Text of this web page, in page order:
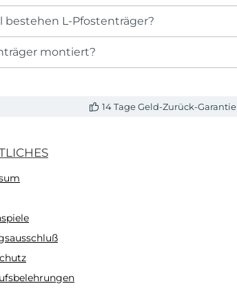
bestehen L-Pfostenträger?
montiert?
14 Tage Geld-Zurück-Garantie